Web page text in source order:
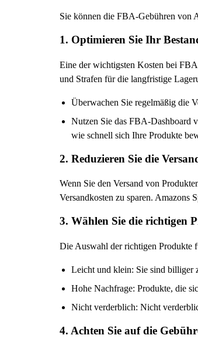
Sie können die FBA-Gebühren von
1. Optimieren Sie Ihr
Eine der wichtigsten Kosten bei
und Strafen für die langfristige
Überwachen Sie regelmäßig die
Nutzen Sie das FBA-Dashboard
wie schnell sich Ihre Produkte
2. Reduzieren Sie die
Wenn Sie den Versand von
Versandkosten zu sparen. Amazons
3. Wählen Sie die richtigen
Die Auswahl der richtigen Produkte
Leicht und klein: Sie sind billiger
Hohe Nachfrage: Produkte, die
Nicht verderblich: Nicht
4. Achten Sie auf die